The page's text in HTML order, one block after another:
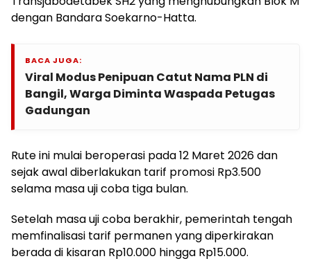
dengan Bandara Soekarno-Hatta.
BACA JUGA:
Viral Modus Penipuan Catut Nama PLN di
Bangil, Warga Diminta Waspada Petugas
Gadungan
Rute ini mulai beroperasi pada 12 Maret 2026 dan
sejak awal diberlakukan tarif promosi Rp3.500
selama masa uji coba tiga bulan.
Setelah masa uji coba berakhir, pemerintah tengah
memfinalisasi tarif permanen yang diperkirakan
berada di kisaran Rp10.000 hingga Rp15.000.